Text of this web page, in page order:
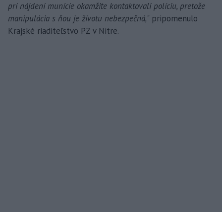
pri nájdení munície okamžite kontaktovali políciu, pretože
manipulácia s ňou je životu nebezpečná," pripomenulo
Krajské riaditeľstvo PZ v Nitre.